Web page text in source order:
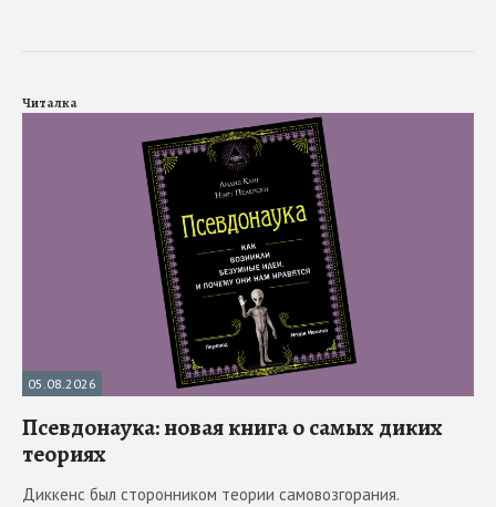
Читалка
05.08.2026
Псевдонаука: новая книга о самых диких
теориях
Диккенс был сторонником теории самовозгорания.